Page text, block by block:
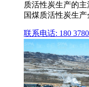
质活性炭生产的
国煤质活性炭生产
联系电话: 180 3780